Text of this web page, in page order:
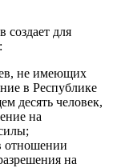
создает для
не имеющих
в Республике
десять человек,
на
отношении
на